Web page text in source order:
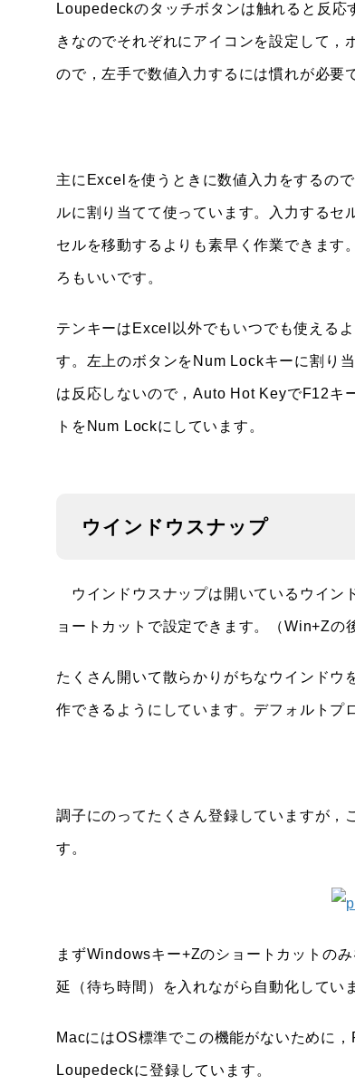
Loupedeckのタッチボタンは触れると反
きなのでそれぞれにアイコンを設定して，
ので，左手で数値入力するには慣れが必要
主にExcelを使うときに数値入力をするの
ルに割り当てて使っています。入力する
セルを移動するよりも素早く作業できます
ろもいいです。
テンキーはExcel以外でもいつでも使える
す。左上のボタンをNum Lockキーに割り
は反応しないので，Auto Hot KeyでF12キ
トをNum Lockにしています。
ウインドウスナップ
ウインドウスナップは開いているウイン
ョートカットで設定できます。（Win+Zの
たくさん開いて散らかりがちなウインド
作できるようにしています。デフォルトプ
調子にのってたくさん登録していますが，
す。
まずWindowsキー+Zのショートカットの
延（待ち時間）を入れながら自動化してい
MacにはOS標準でこの機能がないために
Loupedeckに登録しています。